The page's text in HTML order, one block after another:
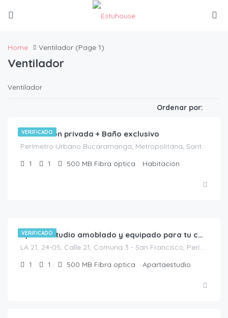
Home Ventilador (Page 1)
Ventilador
Ventilador
Ordenar por:
VERIFICADO
$580.000
Habitación privada + Baño exclusivo
Perímetro Urbano Bucaramanga, Metropolitana, Santander, RAP Gran Santander, Colombia
1
1 500 MB Fibra óptica Habitación
VERIFICADO Apartaestudio amoblado y equipado para tu comodidad
LA 21, 24-05, Calle 21, Comuna 3 - San Francisco, Perímetro Urbano Bucaramanga, Bucaramanga, Metropolitana, Santander, RAP Gran Santander, 680002, Colombia
1
1 500 MB Fibra optica Apartaestudio